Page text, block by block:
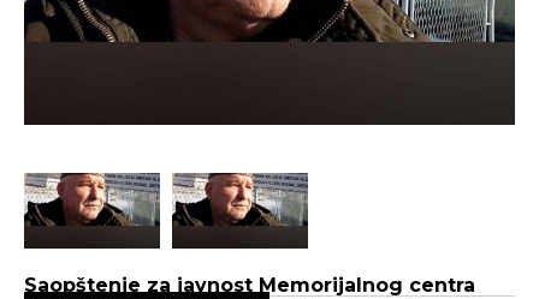
Saopštenje za javnost Memorijalnog centra